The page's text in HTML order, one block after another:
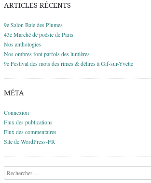
ARTICLES RÉCENTS
9e Salon Baie des Plumes
43e Marché de poésie de Paris
Nos anthologies
Nos ombres font parfois des lumières
9e Festival des mots des rimes & délires à Gif-sur-Yvette
MÉTA
Connexion
Flux des publications
Flux des commentaires
Site de WordPress-FR
Recherche